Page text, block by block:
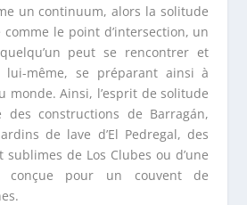
un continuum, alors la solitude
le point d’intersection, un
peut se rencontrer et
même, se préparant ainsi à
monde. Ainsi, l’esprit de solitude
des constructions de Barragán,
de lave d’El Pedregal, des
sublimes de Los Clubes ou d’une
conçue pour un couvent de